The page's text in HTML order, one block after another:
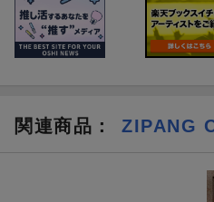
※「対象商品」は以下に記載
※対象商品を購入数1枚につき、1
-Androidアプリ版楽天ブックス
関連商品 ： ZIPANG